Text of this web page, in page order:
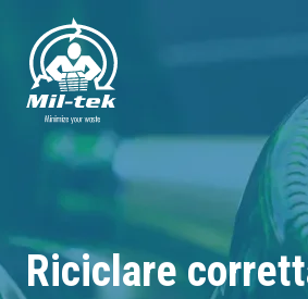
Presse e
Il tuo
Riciclare